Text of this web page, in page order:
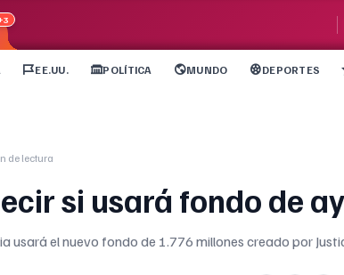
EE.UU. POLÍTICA MUNDO DEPORTES
de lectura
si usará fondo de
usará el nuevo fondo de 1.776 millones creado por